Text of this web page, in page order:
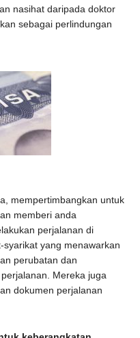
nasihat daripada doktor
sebagai perlindungan
mempertimbangkan untuk
memberi anda
perjalanan di
yang menawarkan
perubatan dan
Mereka juga
dokumen perjalanan